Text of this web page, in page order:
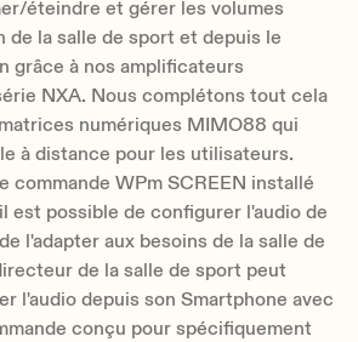
éteindre et gérer les volumes
de la salle de sport et depuis le
grâce à nos amplificateurs
NXA. Nous complétons tout cela
numériques MIMO88 qui
à distance pour les utilisateurs.
commande WPm SCREEN installé
est possible de configurer l'audio de
l'adapter aux besoins de la salle de
de la salle de sport peut
l'audio depuis son Smartphone avec
conçu pour spécifiquement